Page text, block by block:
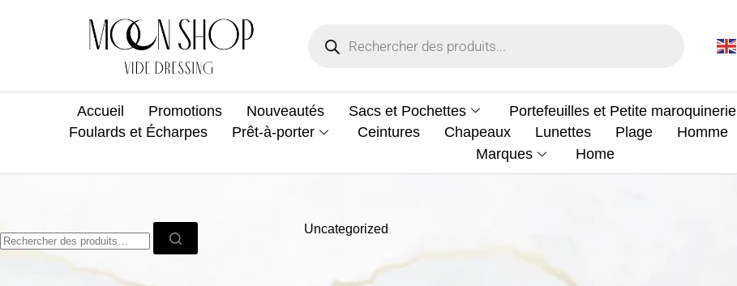
Accueil Promotions Nouveautés Sacs et Pochettes Portefeuilles et Petite maroquinerie
Foulards et Écharpes
Prêt-à-porter Ceintures Chapeaux Lunettes Plage Homme
Marques
Home
Uncategorized